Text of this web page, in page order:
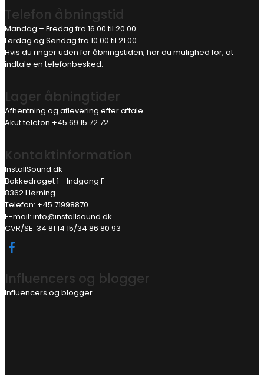
Telefon åbningstid
Mandag – Fredag fra 16.00 til 20.00.
Lørdag og Søndag fra 10.00 til 21.00.
Hvis du ringer uden for åbningstiden, har du mulighed for, at
indtale en telefonbesked.
Lager åbningtider
Afhentning og aflevering efter aftale.
Akut telefon +45 69 15 72 72
Kontaktinformation
InstallSound.dk
Bakkedraget 1 - Indgang F
8362 Hørning.
Telefon: +45 71998870
E-mail: info@installsound.dk
CVR/SE: 34 81 14 15/34 86 80 93
Influencers og blogger
Influencers og blogger